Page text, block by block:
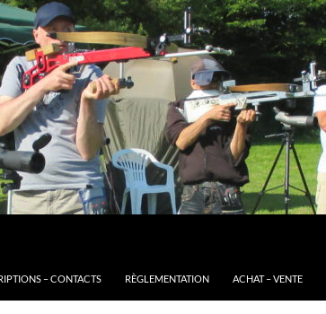
– CONTACTS RÈGLEMENTATION ACHAT – VENTE